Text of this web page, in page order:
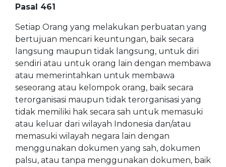
Pasal 461
Setiap Orang yang melakukan perbuatan yang
bertujuan mencari keuntungan, baik secara
langsung maupun tidak langsung, untuk diri
sendiri atau untuk orang lain dengan membawa
atau memerintahkan untuk membawa
seseorang atau kelompok orang, baik secara
terorganisasi maupun tidak terorganisasi yang
tidak memiliki hak secara sah untuk memasuki
atau keluar dari wilayah Indonesia dan/atau
memasuki wilayah negara lain dengan
menggunakan dokumen yang sah, dokumen
palsu, atau tanpa menggunakan dokumen, baik